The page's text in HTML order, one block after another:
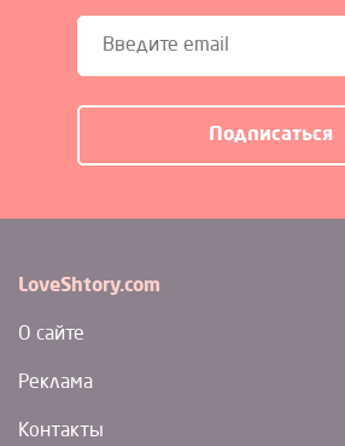
LoveShtory.com
О сайте
Реклама
Контакты